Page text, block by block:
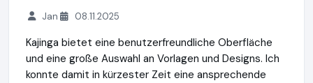
Jan 08.11.2025
Kajinga bietet eine benutzerfreundliche Oberfläche
und eine große Auswahl an Vorlagen und Designs. Ich
konnte damit in kürzester Zeit eine ansprechende